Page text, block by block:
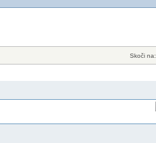
Skoči na: